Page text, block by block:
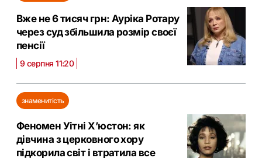
Вже не 6 тисяч грн: Ауріка Ротару
через суд збільшила розмір своєї
пенсії
9 серпня 11:20
знаменитість
Феномен Уітні Х’юстон: як
дівчина з церковного хору
підкорила світ і втратила все